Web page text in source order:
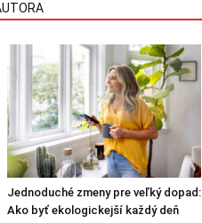
Jednoduché zmeny pre veľký dopad:
Ako byť ekologickejší každý deň